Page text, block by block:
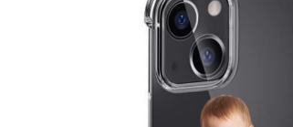
PERSONNALISÉES
Xiaomi
Huawei & Honor
Google Pixel